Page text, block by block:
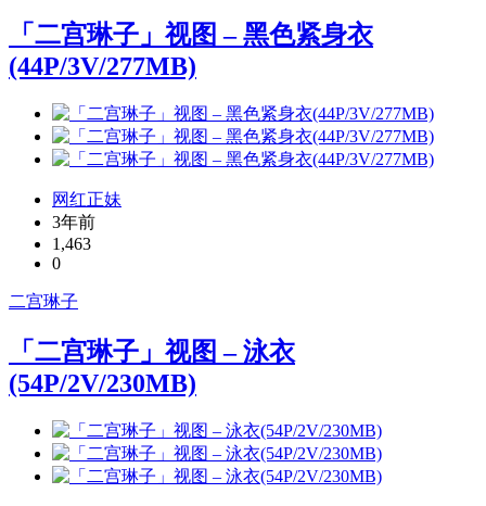
「二宫琳子」视图 – 黑色紧身衣
(44P/3V/277MB)
网红正妹
3年前
1,463
0
二宫琳子
「二宫琳子」视图 – 泳衣
(54P/2V/230MB)